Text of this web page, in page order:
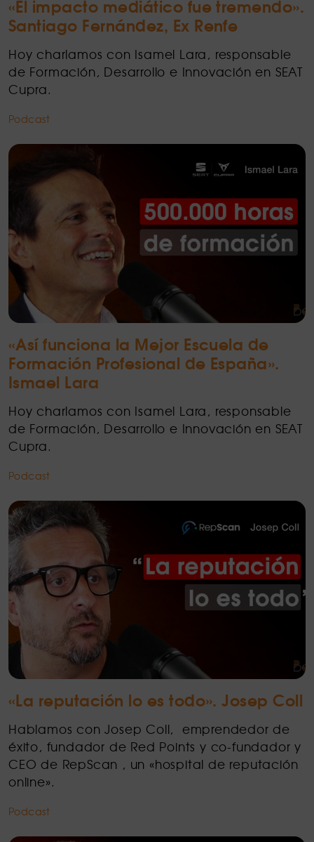
«El impacto mediático fue tremendo».
Santiago Fernández, Ex Renfe
Hoy charlamos con Isamel Lara, responsable
de Formación, Desarrollo e Innovación en SEAT
Cupra.
Podcast
«Así funciona la Mejor Escuela de
Formación Profesional de España».
Ismael Lara
Hoy charlamos con Isamel Lara, responsable
de Formación, Desarrollo e Innovación en SEAT
Cupra.
Podcast
«La reputación lo es todo». Josep Coll
Hablamos con Josep Coll, emprendedor de
éxito, fundador de Red Points y co-fundador y
CEO de RepScan , un «hospital de reputación
online».
Podcast